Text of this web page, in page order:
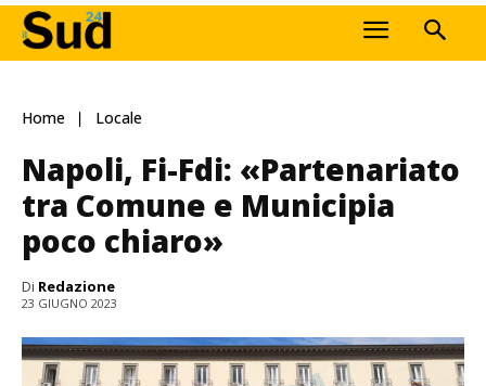
Home Locale
Napoli, Fi-Fdi: «Partenariato
tra Comune e Municipia
poco chiaro»
Di Redazione
23 GIUGNO 2023